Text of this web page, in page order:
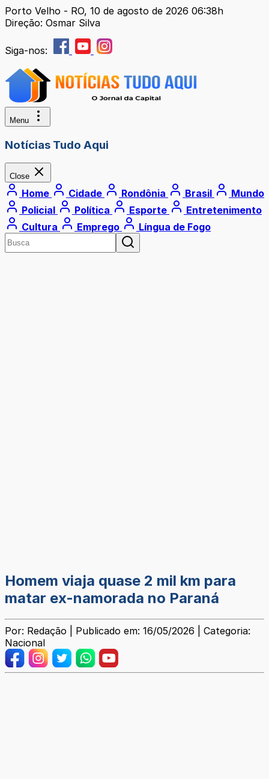
Porto Velho - RO, 10 de agosto de 2026 06:38h
Direção: Osmar Silva
Siga-nos:
Menu
Notícias Tudo Aqui
Close
Home Cidade Rondônia Brasil
Mundo
Policial
Política Esporte
Entretenimento
Cultura
Emprego Língua de Fogo
Homem viaja quase 2 mil km para
matar ex-namorada no Paraná
Por: Redação | Publicado em: 16/05/2026 | Categoria:
Nacional